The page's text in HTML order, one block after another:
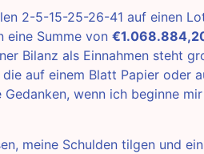
2-5-15-25-26-41 auf einen
eine Summe von
Bilanz als Einnahmen steht
auf einem Blatt Papier oder
wenn ich beginne
meine Schulden tilgen und